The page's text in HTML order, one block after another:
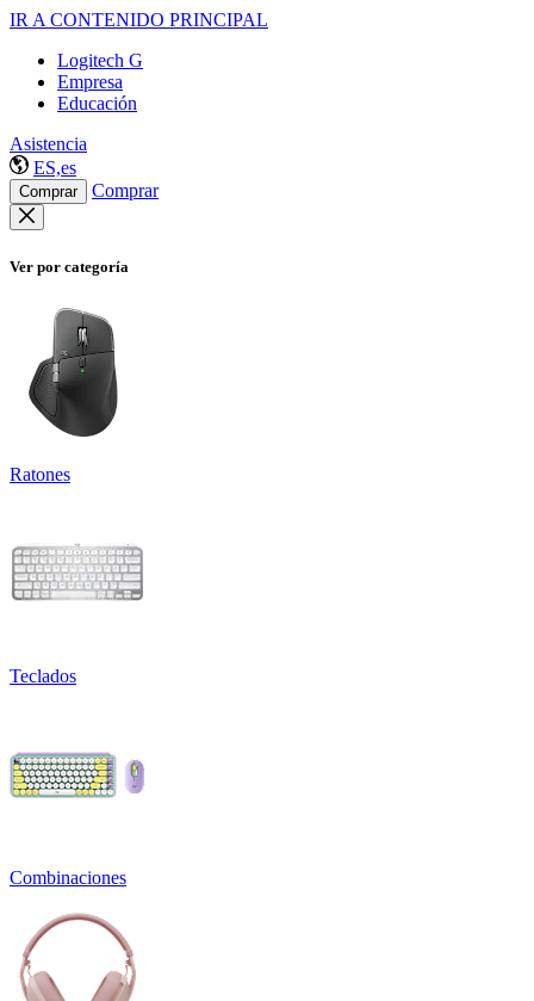
IR A CONTENIDO PRINCIPAL
Logitech G
Empresa
Educación
Asistencia
ES,es
Comprar Comprar
Ver por categoría
Ratones
Teclados
Combinaciones